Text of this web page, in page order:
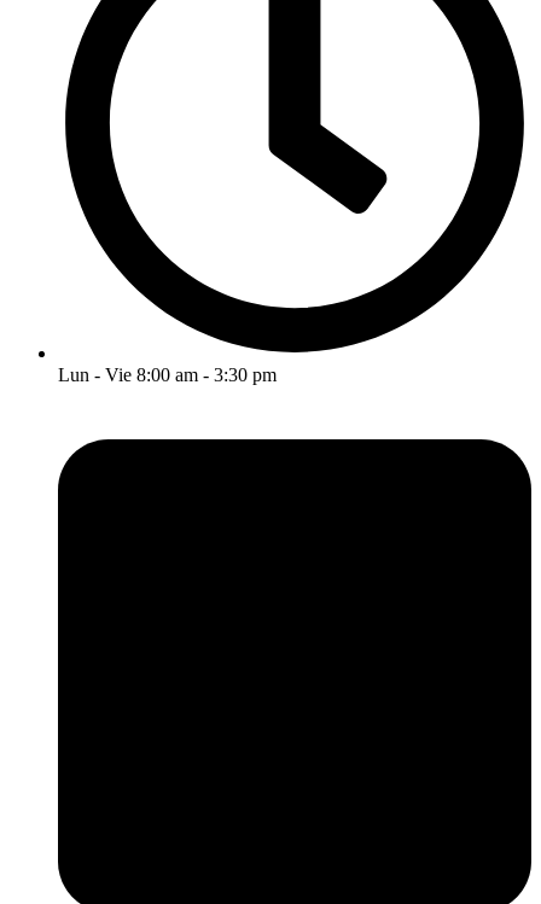
Lun - Vie 8:00 am - 3:30 pm